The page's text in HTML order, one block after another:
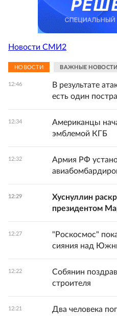
Новости СМИ2
НОВОСТИ ВАЖНЫЕ НОВОСТИ
12:46
В результате
есть один
12:34
Американцы
эмблемой КГБ
12:32
Армия РФ
12:29
Хуснуллин
президентом
12:27
"Роскосмос"
сияния над
12:22
Собянин
строителя
12:21
Два человека